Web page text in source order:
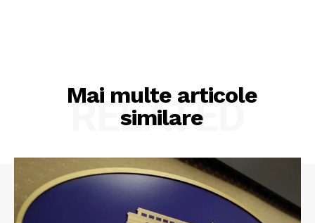
Mai multe articole
similare
RELATED